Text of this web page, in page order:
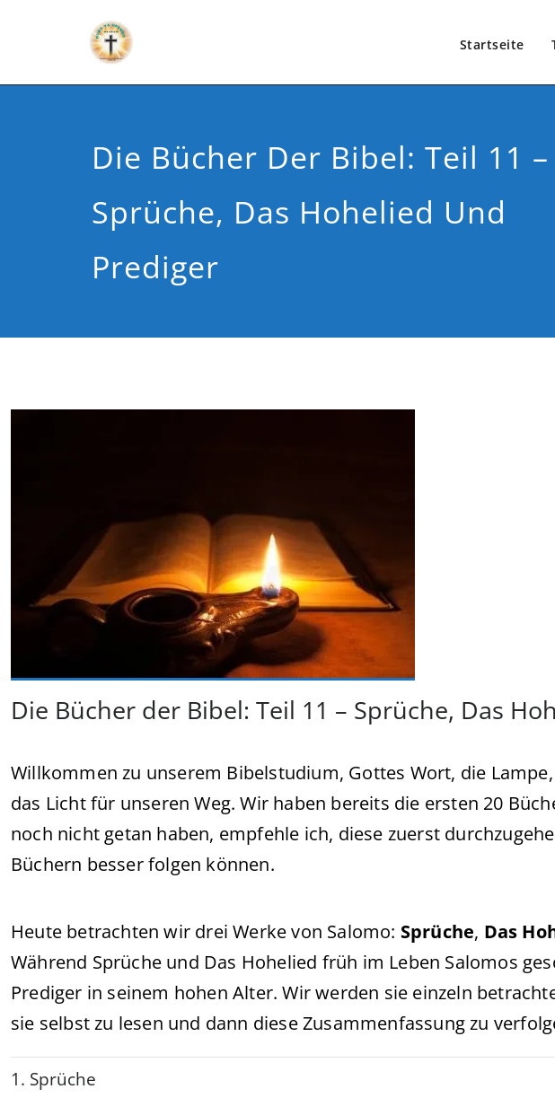
Startseite
Die Bücher Der Bibel: Teil 11 –
Sprüche, Das Hohelied Und
Prediger
Die Bücher der Bibel: Teil 11 – Sprüche, Das
Willkommen zu unserem Bibelstudium, Gottes Wort, die
das Licht für unseren Weg. Wir haben bereits die ersten 20
noch nicht getan haben, empfehle ich, diese zuerst
Büchern besser folgen können.
Heute betrachten wir drei Werke von Salomo: Sprüche, Das
Während Sprüche und Das Hohelied früh im Leben Salomos
Prediger in seinem hohen Alter. Wir werden sie einzeln
sie selbst zu lesen und dann diese Zusammenfassung zu
1. Sprüche